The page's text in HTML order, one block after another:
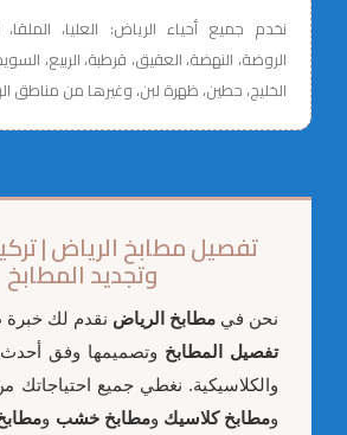
نخدم جميع أحياء الرياض: العليا، الملقا،
الروضة، النهضة، العقيق، قرطبة، الربيع،
الخليج، حطين، ظهرة لبن، وغيرها من مناطق
تفصيل مطابخ الرياض |
وتجديد المطابخ
نحن في مطابخ الرياض نقدم لك
تفصيل المطابخ وتصميمها وفق أحدث
والكلاسيكية. نغطي جميع احتياجاتك
ومطابخ كلاسيك ومطابخ خشب و